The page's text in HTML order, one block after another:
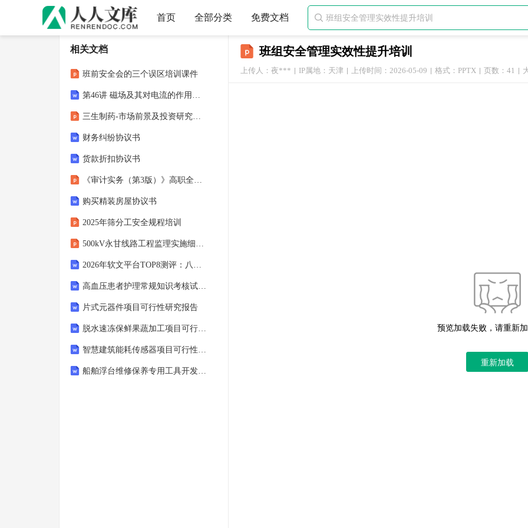
首页 全部分类 免费文档 
班组安全管理实效性提升培训
上传人：夜*** IP属地：天津 上传时间：2026-05-09 格式：PPTX 页数：41
预览加载失败，请重新
重新加载
相关文档
班前安全会的三个误区培训课件
第46讲 磁场及其对电流的作用（复习讲义）（湖南专用）（学生版）
三生制药-市场前景及投资研究报告-双抗出海创新价值重估第二增长曲线
财务纠纷协议书
货款折扣协议书
《审计实务（第3版）》高职全套教学课件
购买精装房屋协议书
2025年筛分工安全规程培训
500kV永甘线路工程监理实施细则培训
2026年软文平台TOP8测评：八强榜单深度解析谁能助企业抢占传播高地
高血压患者护理常规知识考核试题及答案解析
片式元器件项目可行性研究报告
脱水速冻保鲜果蔬加工项目可行性研究报告
智慧建筑能耗传感器项目可行性研究报告
船舶浮台维修保养专用工具开发可行性研究报告